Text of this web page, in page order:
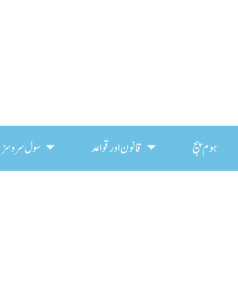
ہوم پیج قانون اور قواعد سول سروسز